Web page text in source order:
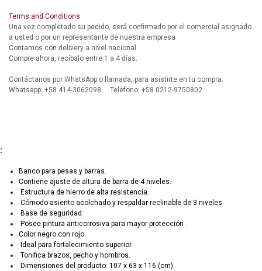
Terms and Conditions
Una vez completado su pedido, será confirmado por el comercial asignado
a usted o por un representante de nuestra empresa
Contamos con delivery a nivel nacional.
Compre ahora, recíbalo entre 1 a 4 días.
Contáctanos por WhatsApp o llamada, para asistirte en tu compra:
Whatsapp: +58 414-3062098 Teléfono: +58 0212-9750802
:
Banco para pesas y barras.
Contiene ajuste de altura de barra de 4 niveles.
Estructura de hierro de alta resistencia.
Cómodo asiento acolchado y respaldar reclinable de 3 niveles.
Base de seguridad.
Posee pintura anticorrosiva para mayor protección .
Color negro con rojo.
Ideal para fortalecimiento superior.
Tonifica brazos, pecho y hombros.
Dimensiones del producto: 107 x 63 x 116 (cm).